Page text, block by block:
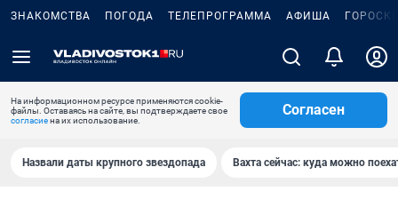
ЗНАКОМСТВА ПОГОДА ТЕЛЕПРОГРАММА АФИША
На информационном ресурсе применяются cookie-
файлы. Оставаясь на сайте, вы подтверждаете свое
согласиена их использование.
Согласен
Назвали даты крупного звездопада Вахта сейчас: куда можно